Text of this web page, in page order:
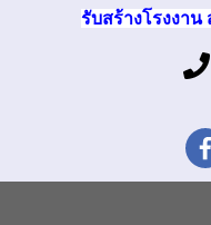
รับสร้างโรงงาน